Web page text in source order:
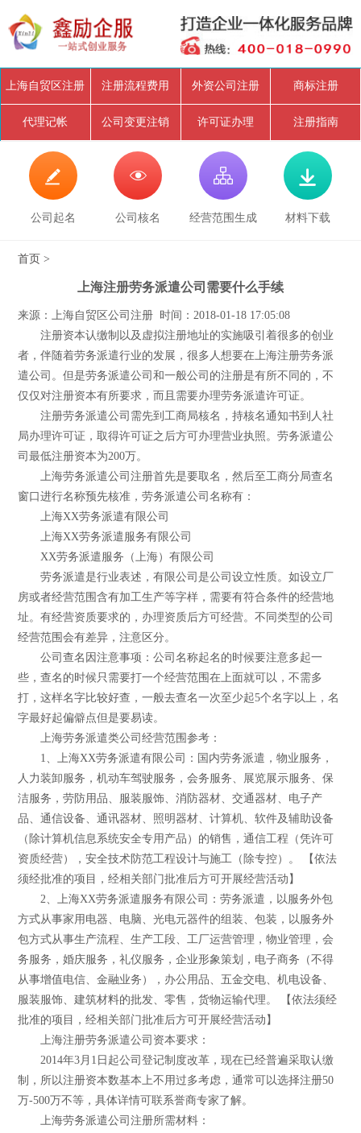
上海自贸区注册 注册流程费用 外资公司注册 商标注册
代理记帐 公司变更注销 许可证办理 注册指南

公司起名

公司核名

经营范围生成

材料下载
首页 >
上海注册劳务派遣公司需要什么手续
来源：上海自贸区公司注册 时间：2018-01-18 17:05:08
注册资本认缴制以及虚拟注册地址的实施吸引着很多的创业
者，伴随着劳务派遣行业的发展，很多人想要在上海注册劳务派
遣公司。但是劳务派遣公司和一般公司的注册是有所不同的，不
仅仅对注册资本有所要求，而且需要办理劳务派遣许可证。
注册劳务派遣公司需先到工商局核名，持核名通知书到人社
局办理许可证，取得许可证之后方可办理营业执照。劳务派遣公
司最低注册资本为200万。
上海劳务派遣公司注册首先是要取名，然后至工商分局查名
窗口进行名称预先核准，劳务派遣公司名称有：
上海XX劳务派遣有限公司
上海XX劳务派遣服务有限公司
XX劳务派遣服务（上海）有限公司
劳务派遣是行业表述，有限公司是公司设立性质。如设立厂
房或者经营范围含有加工生产等字样，需要有符合条件的经营地
址。有经营资质要求的，办理资质后方可经营。不同类型的公司
经营范围会有差异，注意区分。
公司查名因注意事项：公司名称起名的时候要注意多起一
些，查名的时候只需要打一个经营范围在上面就可以，不需多
打，这样名字比较好查，一般去查名一次至少起5个名字以上，名
字最好起偏僻点但是要易读。
上海劳务派遣类公司经营范围参考：
1、上海XX劳务派遣有限公司：国内劳务派遣，物业服务，
人力装卸服务，机动车驾驶服务，会务服务、展览展示服务、保
洁服务，劳防用品、服装服饰、消防器材、交通器材、电子产
品、通信设备、通讯器材、照明器材、计算机、软件及辅助设备
（除计算机信息系统安全专用产品）的销售，通信工程（凭许可
资质经营），安全技术防范工程设计与施工（除专控）。 【依法
须经批准的项目，经相关部门批准后方可开展经营活动】
2、上海XX劳务派遣服务有限公司：劳务派遣，以服务外包
方式从事家用电器、电脑、光电元器件的组装、包装，以服务外
包方式从事生产流程、生产工段、工厂运营管理，物业管理，会
务服务，婚庆服务，礼仪服务，企业形象策划，电子商务（不得
从事增值电信、金融业务），办公用品、五金交电、机电设备、
服装服饰、建筑材料的批发、零售，货物运输代理。 【依法须经
批准的项目，经相关部门批准后方可开展经营活动】
上海注册劳务派遣公司资本要求：
2014年3月1日起公司登记制度改革，现在已经普遍采取认缴
制，所以注册资本数基本上不用过多考虑，通常可以选择注册50
万-500万不等，具体详情可联系誉商专家了解。
上海劳务派遣公司注册所需材料：